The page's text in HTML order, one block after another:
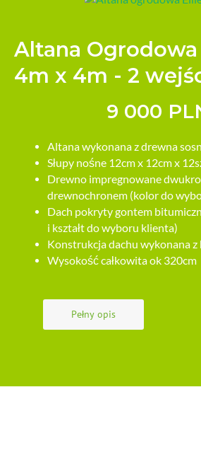
Altana Ogrodowa
4m x 4m - 2
9 000
Altana wykonana z drewna
Słupy nośne 12cm x 12cm x
Drewno impregnowane
drewnochronem (kolor do
Dach pokryty gontem
i kształt do wyboru klienta)
Konstrukcja dachu wykonana
Wysokość całkowita ok 320cm
Pełny opis